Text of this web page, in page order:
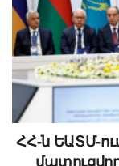
ՀՀ-ն ԵԱՏՄ-